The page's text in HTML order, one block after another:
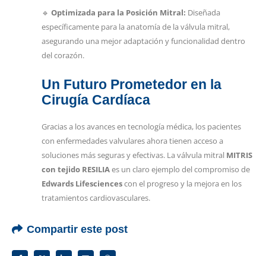
🔹 Optimizada para la Posición Mitral: Diseñada
específicamente para la anatomía de la válvula mitral,
asegurando una mejor adaptación y funcionalidad dentro
del corazón.
Un Futuro Prometedor en la
Cirugía Cardíaca
Gracias a los avances en tecnología médica, los pacientes
con enfermedades valvulares ahora tienen acceso a
soluciones más seguras y efectivas. La válvula mitral MITRIS
con tejido RESILIAes un claro ejemplo del compromiso de
Edwards Lifesciencescon el progreso y la mejora en los
tratamientos cardiovasculares.
Compartir este post